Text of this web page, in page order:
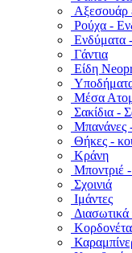
Αξεσουάρ
Ρούχα -
Ενδύματα
Γάντια
Είδη
Μέσα
Σακίδια -
Μπανάνες
Θήκες -
Κράνη
Μποντριέ
Σχοινιά
Ιμάντες
Διασωτικά
Κορδονέτα